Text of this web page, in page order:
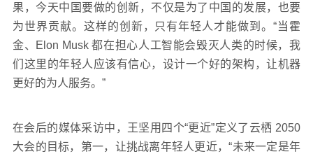
果，今天中国要做的创新，不仅是为了中国的发展，也要
为世界贡献。这样的创新，只有年轻人才能做到。“当霍
金、Elon Musk 都在担心人工智能会毁灭人类的时候，我
们这里的年轻人应该有信心，设计一个好的架构，让机器
更好的为人服务。”
在会后的媒体采访中，王坚用四个“更近”定义了云栖 2050
大会的目标，第一，让挑战离年轻人更近，“未来一定是年